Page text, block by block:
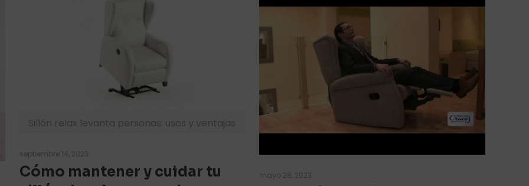
Sillón relax levanta personas: usos y ventajas
septiembre 14, 2023
Cómo mantener y cuidar tu
mayo 28, 2023